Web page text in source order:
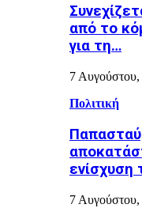
από το
για τη…
7
Πολιτική
ενίσχυση
7